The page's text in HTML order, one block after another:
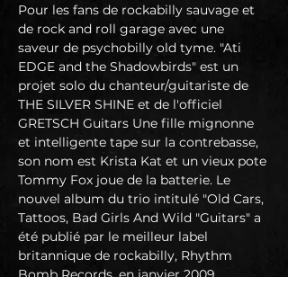
Pour les fans de rockabilly sauvage et
de rock and roll garage avec une
saveur de psychobilly old tyme. "Ati
EDGE and the Shadowbirds" est un
projet solo du chanteur/guitariste de
THE SILVER SHINE et de l'officiel
GRETSCH Guitars Une fille mignonne
et intelligente tape sur la contrebasse,
son nom est Krista Kat et un vieux pote
Tommy Fox joue de la batterie. Le
nouvel album du trio intitulé "Old Cars,
Tattoos, Bad Girls And Wild "Guitars" a
été publié par le meilleur label
britannique de rockabilly, Rhythm
Bomb Records, en janvier 2009.